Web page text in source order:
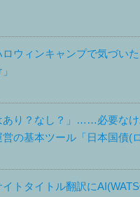
ロウィンキャンプで気づい
あり？なし？」……必要な
営の基本ツール「日本国債(
トタイトル翻訳に